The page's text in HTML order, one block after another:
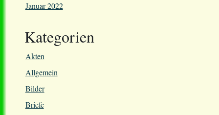
Januar 2022
Kategorien
Akten
Allgemein
Bilder
Briefe